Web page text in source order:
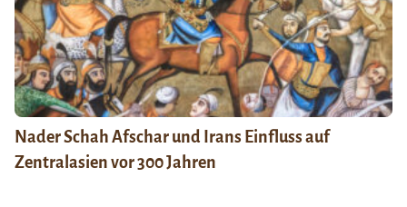
Nader Schah Afschar und Irans Einfluss auf
Zentralasien vor 300 Jahren